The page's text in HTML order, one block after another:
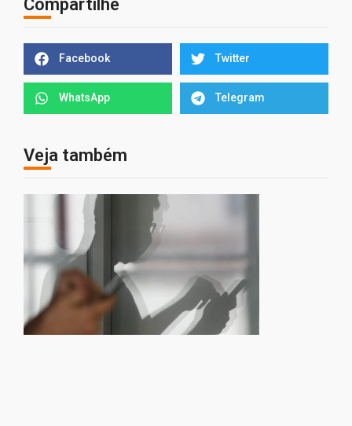
Compartilhe
Facebook Twitter
WhatsApp Telegram
Veja também